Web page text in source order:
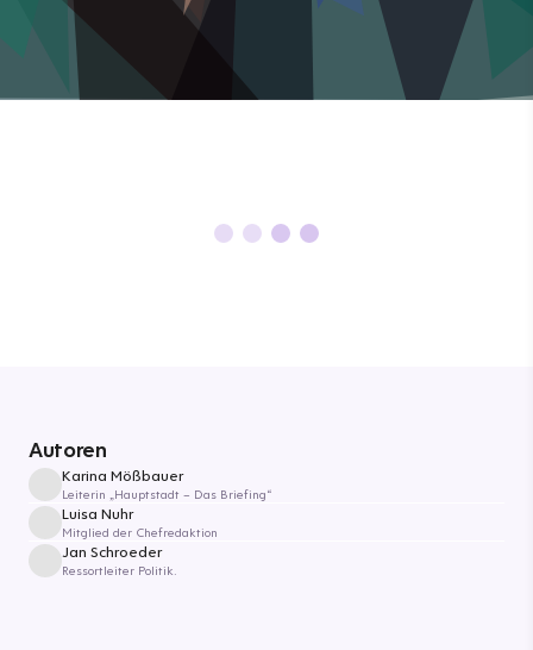
Autoren
Karina Mößbauer
Leiterin „Hauptstadt – Das Briefing“
Luisa Nuhr
Mitglied der Chefredaktion
Jan Schroeder
Ressortleiter Politik.